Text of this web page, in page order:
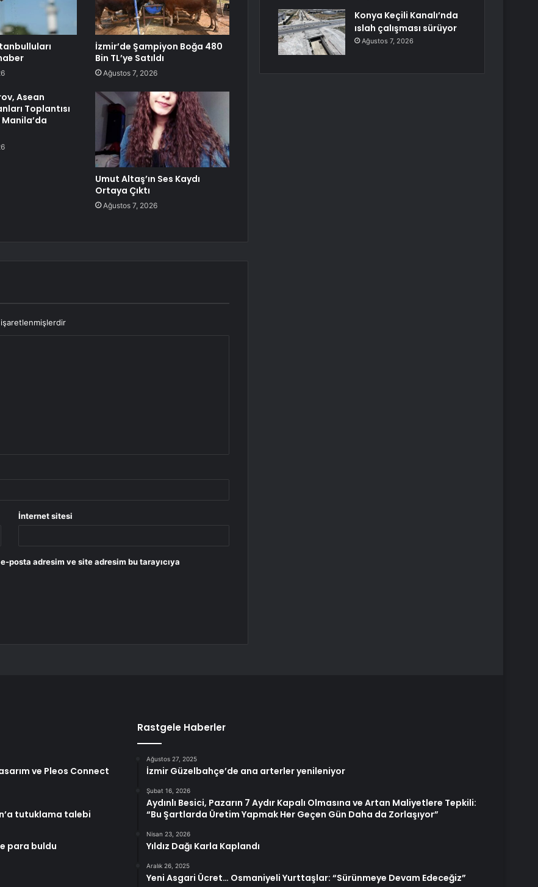
İzmir’de Şampiyon Boğa 480
Bin TL’ye Satıldı
Ağustos 7, 2026
Asean
Toplantısı
Umut Altaş’ın Ses Kaydı
Ortaya Çıktı
Ağustos 7, 2026
İnternet sitesi
posta adresim ve site adresim bu tarayıcıya
Konya Keçili Kanalı’nda
ıslah çalışması sürüyor
Ağustos 7, 2026
ve Pleos Connect
tutuklama talebi
para buldu
Rastgele Haberler
Ağustos 27, 2025
İzmir Güzelbahçe’de ana arterler yenileniyor
Şubat 16, 2026
Aydınlı Besici, Pazarın 7 Aydır Kapalı Olmasına ve Artan Maliyetlere Tepkili:
“Bu Şartlarda Üretim Yapmak Her Geçen Gün Daha da Zorlaşıyor”
Nisan 23, 2026
Yıldız Dağı Karla Kaplandı
Aralık 26, 2025
Yeni Asgari Ücret… Osmaniyeli Yurttaşlar: “Sürünmeye Devam Edeceğiz”